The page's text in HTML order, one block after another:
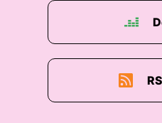
00:01:57: Guten
00:01:58: Morgen
00:02:00: Ja super gerne
00:02:01: wir haben ja